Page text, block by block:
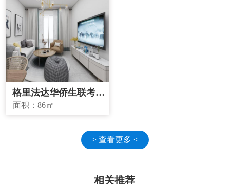
格里法达华侨生联考学
校学区房
面积：86㎡
> 查看更多 <
相关推荐